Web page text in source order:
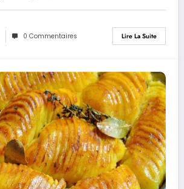
0 Commentaires Lire La Suite